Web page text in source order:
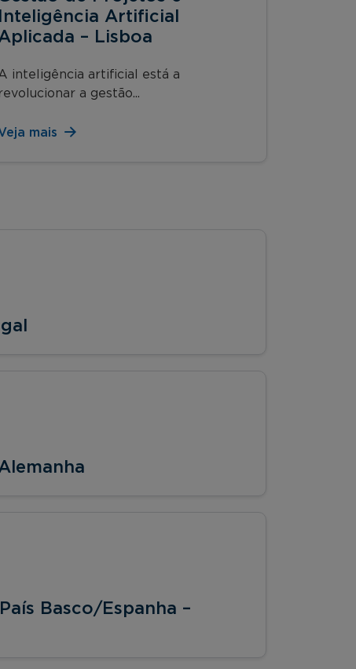
Inteligência Artificial
– Lisboa
inteligência artificial está a
revolucionar a gestão...
mais
Basco/Espanha –